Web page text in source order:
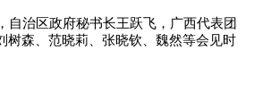
治区政府秘书长王跃飞，广西代表团
树森、范晓莉、张晓钦、魏然等会见时